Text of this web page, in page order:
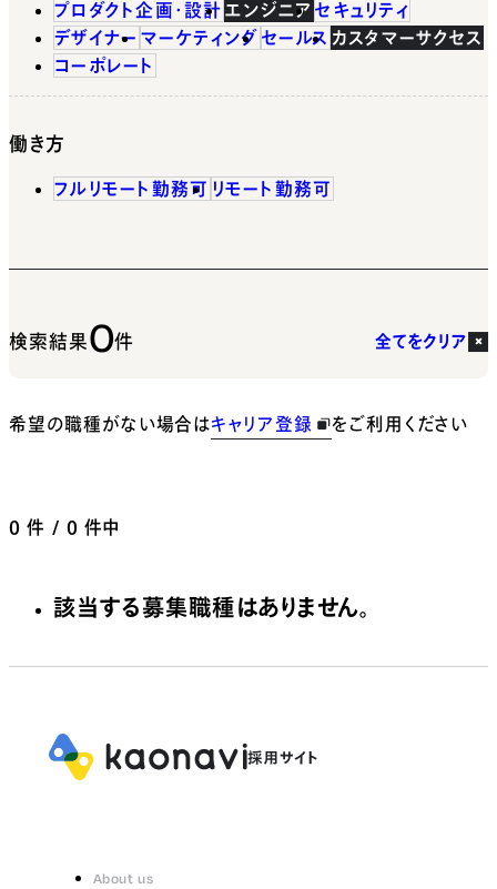
プロダクト企画・設計 エンジニア セキュリティ
デザイナー マーケティング セールス カスタマーサクセス
コーポレート
働き方
フルリモート勤務可 リモート勤務可
検索結果0件 全てをクリア
希望の職種がない場合はキャリア登録 をご利用ください
0 件 / 0 件中
該当する募集職種はありません。
About us